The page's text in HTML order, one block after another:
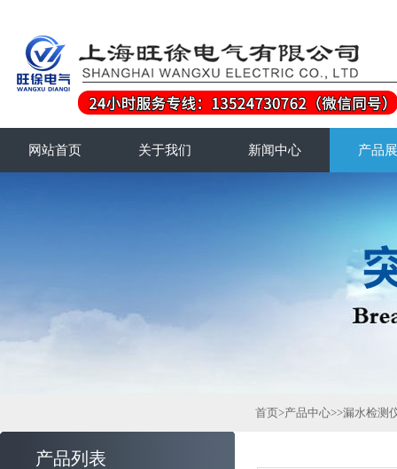
网站首页 关于我们 新闻中心 产品
产品列表
首页>产品中心>>漏水检测